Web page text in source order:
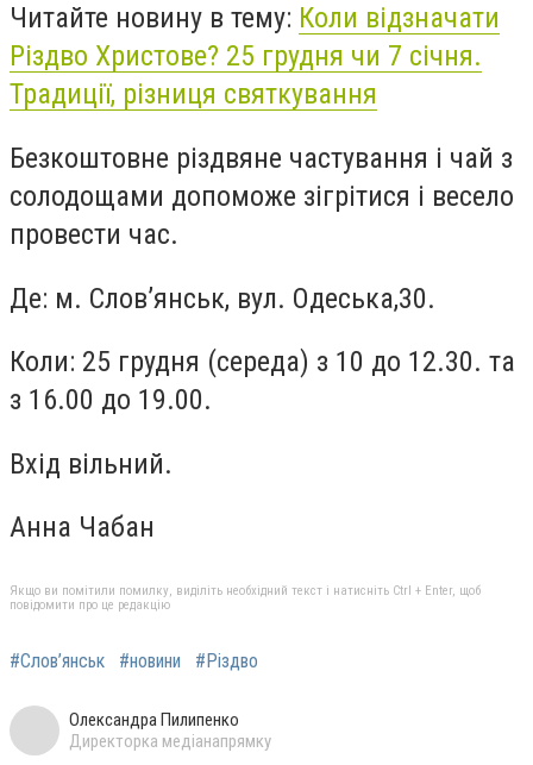
Читайте новину в тему: Коли відзначати
Різдво Христове? 25 грудня чи 7 січня.
Традиції, різниця святкування
Безкоштовне різдвяне частування і чай з
солодощами допоможе зігрітися і весело
провести час.
Де: м. Слов’янськ, вул. Одеська,30.
Коли: 25 грудня (середа) з 10 до 12.30. та
з 16.00 до 19.00.
Вхід вільний.
Анна Чабан
Якщо ви помітили помилку, виділіть необхідний текст і натисніть Ctrl + Enter, щоб
повідомити про це редакцію
#Слов’янськ #новини #Різдво
Олександра Пилипенко
Директорка медіанапрямку